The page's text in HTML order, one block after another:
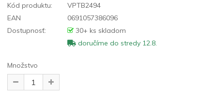
Kód produktu:
VPTB2494
EAN
0691057386096
Dostupnosť:
30+ ks skladom
doručíme do stredy 12.8.
Množstvo